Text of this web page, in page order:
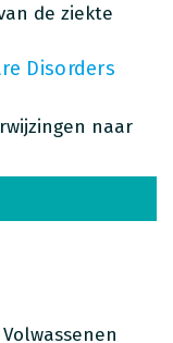
de ziekte
Disorders
naar